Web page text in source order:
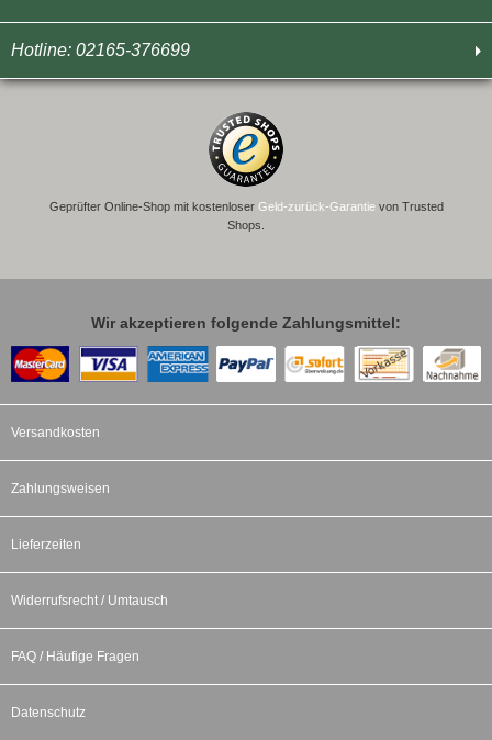
Hotline: 02165-376699
Geprüfter Online-Shop mit kostenloser Geld-zurück-Garantievon Trusted
Shops.
Wir akzeptieren folgende Zahlungsmittel:
Versandkosten
Zahlungsweisen
Lieferzeiten
Widerrufsrecht / Umtausch
FAQ / Häufige Fragen
Datenschutz